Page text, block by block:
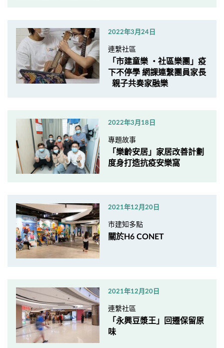
2022年3月24日
連繫社區
「市建童樂 ・社區樂團」疫
下不停學 網課連繫團員家長
親子共奏家融樂
2022年3月18日
專題故事
「樂齡安居」家居改善計劃
度身打造抗疫安樂窩
2021年12月20日
市建知多點
關於H6 CONET
2021年12月20日
連繫社區
「永興豆漿王」回遷保留原
味